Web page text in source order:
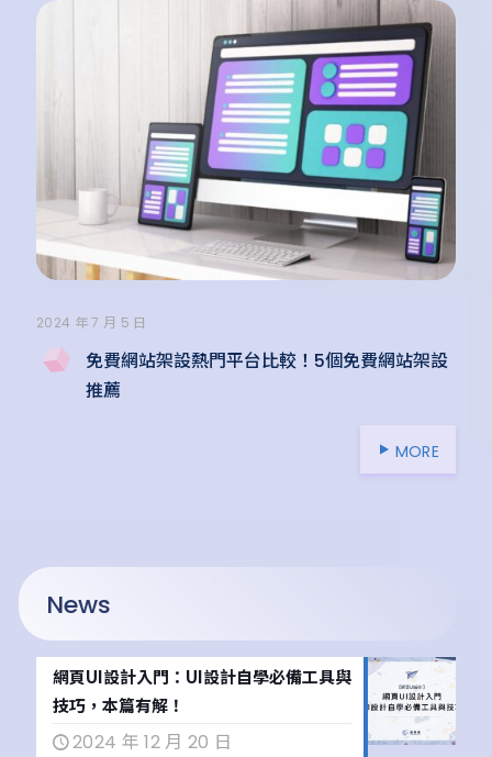
2024 年 7 月 5 日
免費網站架設熱門平台比較！5個免費網站架設
推薦
MORE
News
網頁UI設計入門：UI設計自學必備工具與
技巧，本篇有解！
2024 年 12 月 20 日